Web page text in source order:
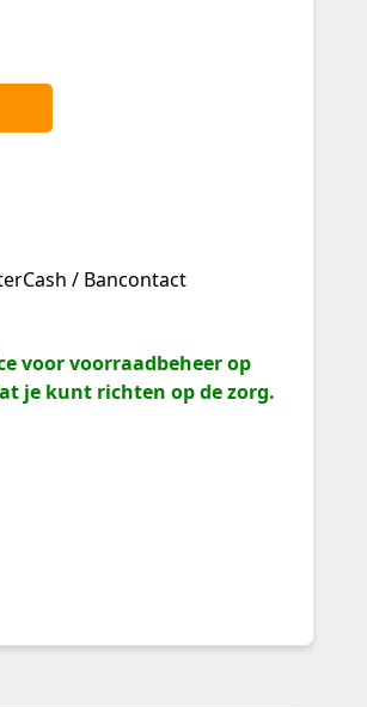
voor voorraadbeheer op
je kunt richten op de zorg.